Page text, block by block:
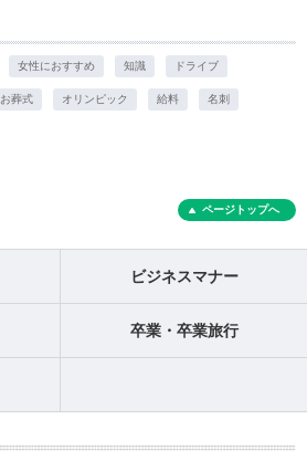
女性におすすめ 知識 ドライブ
お葬式 オリンピック 給料 名刺
ページトップへ
ビジネスマナー
卒業・卒業旅行